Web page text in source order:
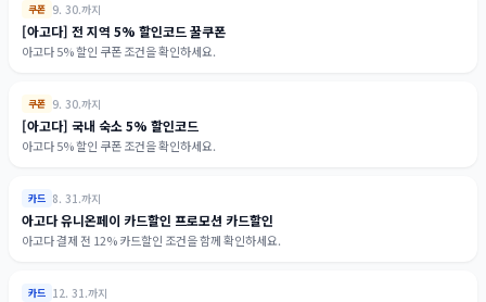
쿠폰 9. 30.까지
[아고다] 전 지역 5% 할인코드 꿀쿠폰
아고다 5% 할인 쿠폰 조건을 확인하세요.
쿠폰 9. 30.까지
[아고다] 국내 숙소 5% 할인코드
아고다 5% 할인 쿠폰 조건을 확인하세요.
카드 8. 31.까지
아고다 유니온페이 카드할인 프로모션 카드할인
아고다 결제 전 12% 카드할인 조건을 함께 확인하세요.
카드 12. 31.까지